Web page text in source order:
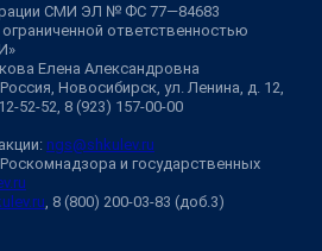
СМИ ЭЛ № ФС 77—84683
ответственностью
Елена Александровна
Новосибирск, ул. Ленина, д. 12,
52-52, 8 (923) 157-00-00
ngs@shkulev.ru
и государственных
, 8 (800) 200-03-83 (доб.3)